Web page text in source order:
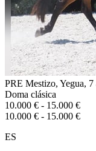
PRE Mestizo, Yegua,
Doma clásica
10.000 € - 15.000 €
10.000 € - 15.000 €
ES